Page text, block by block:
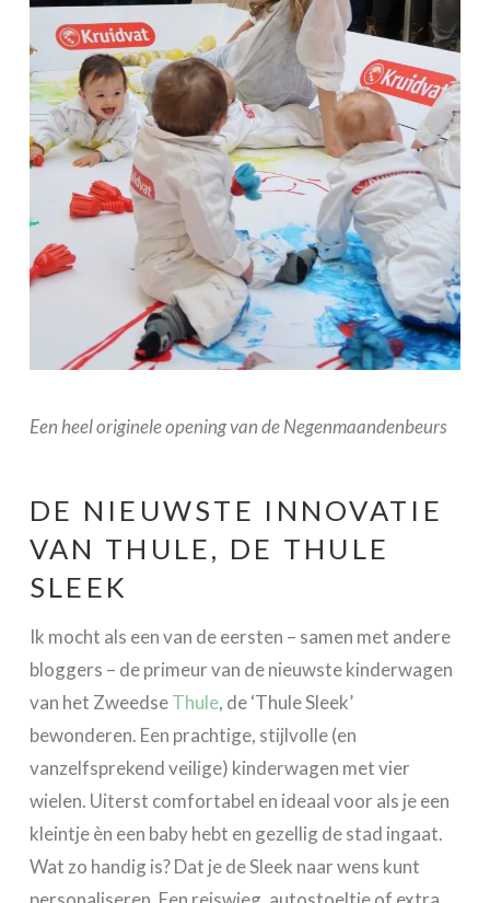
Een heel originele opening van de Negenmaandenbeurs
DE NIEUWSTE INNOVATIE
VAN THULE, DE THULE
SLEEK
Ik mocht als een van de eersten – samen met andere
bloggers – de primeur van de nieuwste kinderwagen
van het ZweedseThule, de ‘Thule Sleek’
bewonderen. Een prachtige, stijlvolle (en
vanzelfsprekend veilige) kinderwagen met vier
wielen. Uiterst comfortabel en ideaal voor als je een
kleintje èn een baby hebt en gezellig de stad ingaat.
Wat zo handig is? Dat je de Sleek naar wens kunt